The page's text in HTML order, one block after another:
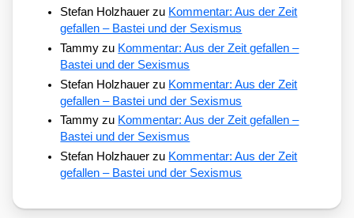
Stefan Holzhauer zu Kommentar: Aus der Zeit
gefallen – Bastei und der Sexismus
Tammy zu Kommentar: Aus der Zeit gefallen –
Bastei und der Sexismus
Stefan Holzhauer zu Kommentar: Aus der Zeit
gefallen – Bastei und der Sexismus
Tammy zu Kommentar: Aus der Zeit gefallen –
Bastei und der Sexismus
Stefan Holzhauer zu Kommentar: Aus der Zeit
gefallen – Bastei und der Sexismus